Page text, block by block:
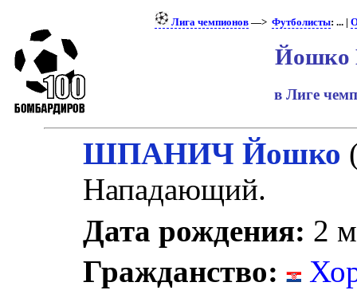
Лига чемпионов—> Футболисты: ... |
Йошко
в Лиге
ШПАНИЧ Йошко
Нападающий.
Дата рождения: 2
Гражданство: